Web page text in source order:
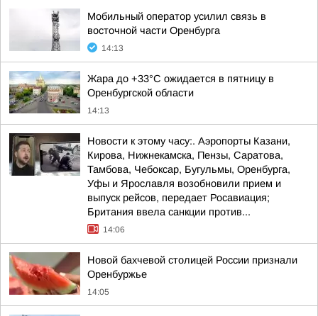
Мобильный оператор усилил связь в
восточной части Оренбурга
14:13
Жара до +33°С ожидается в пятницу в
Оренбургской области
14:13
Новости к этому часу:. Аэропорты Казани,
Кирова, Нижнекамска, Пензы, Саратова,
Тамбова, Чебоксар, Бугульмы, Оренбурга,
Уфы и Ярославля возобновили прием и
выпуск рейсов, передает Росавиация;
Британия ввела санкции против...
14:06
Новой бахчевой столицей России признали
Оренбуржье
14:05